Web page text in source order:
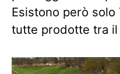
Esistono però solo
tutte prodotte tra